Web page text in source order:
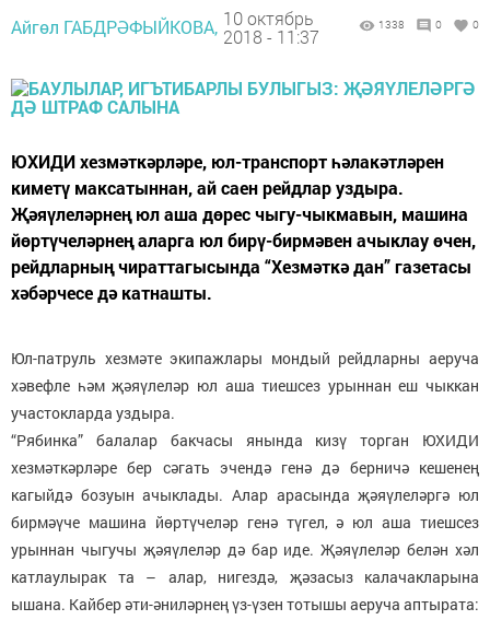
Айгөл ГАБДРӘФЫЙКОВА, 10 октябрь
2018 - 11:37
1338 0 0
ЮХИДИ хезмәткәрләре, юл-транспорт һәлакәтләрен
киметү максатыннан, ай саен рейдлар уздыра.
Җәяүлеләрнең юл аша дөрес чыгу-чыкмавын, машина
йөртүчеләрнең аларга юл бирү-бирмәвен ачыклау өчен,
рейдларның чираттагысында “Хезмәткә дан” газетасы
хәбәрчесе дә катнашты.
Юл-патруль хезмәте экипажлары мондый рейдларны аеруча
хәвефле һәм җәяүлеләр юл аша тиешсез урыннан еш чыккан
участокларда уздыра.
“Рябинка” балалар бакчасы янында кизү торган ЮХИДИ
хезмәткәрләре бер сәгать эчендә генә дә берничә кешенең
кагыйдә бозуын ачыклады. Алар арасында җәяүлеләргә юл
бирмәүче машина йөртүчеләр генә түгел, ә юл аша тиешсез
урыннан чыгучы җәяүлеләр дә бар иде. Җәяүлеләр белән хәл
катлаулырак та – алар, нигездә, җәзасыз калачакларына
ышана. Кайбер әти-әниләрнең үз-үзен тотышы аеруча аптырата: